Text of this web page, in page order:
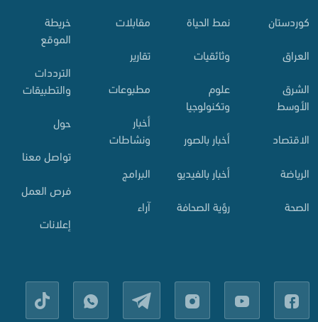
کوردستان
العراق
الشرق
الأوسط
الاقتصاد
الرياضة
الصحة
نمط الحياة
وثائقيات
علوم
وتكنولوجيا
أخبار بالصور
أخبار بالفيديو
رؤية الصحافة
مقابلات
تقارير
مطبوعات
أخبار
ونشاطات
البرامج
آراء
خريطة
الموقع
الترددات
والتطبيقات
حول
تواصل معنا
فرص العمل
إعلانات